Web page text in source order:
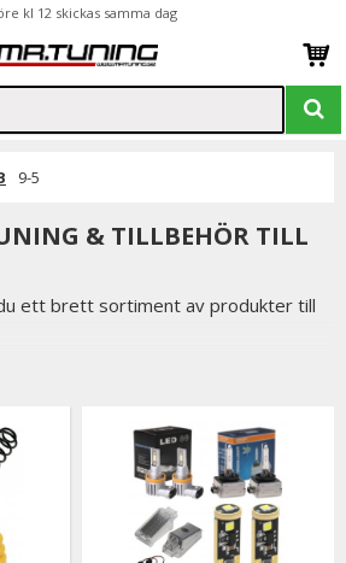
kl 12 skickas samma dag
9-5
& TILLBEHÖR TILL
ett brett sortiment av produkter till
hittar du under kategorin
så finner du den under ”Motor